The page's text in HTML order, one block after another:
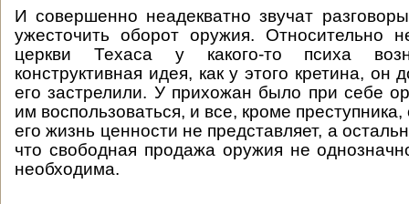
И совершенно неадекватно звучат
ужесточить оборот оружия. Относительно
церкви Техаса у какого-то психа
конструктивная идея, как у этого кретина, он
его застрелили. У прихожан было при себе
им воспользоваться, и все, кроме
его жизнь ценности не представляет, а
что свободная продажа оружия не
необходима.